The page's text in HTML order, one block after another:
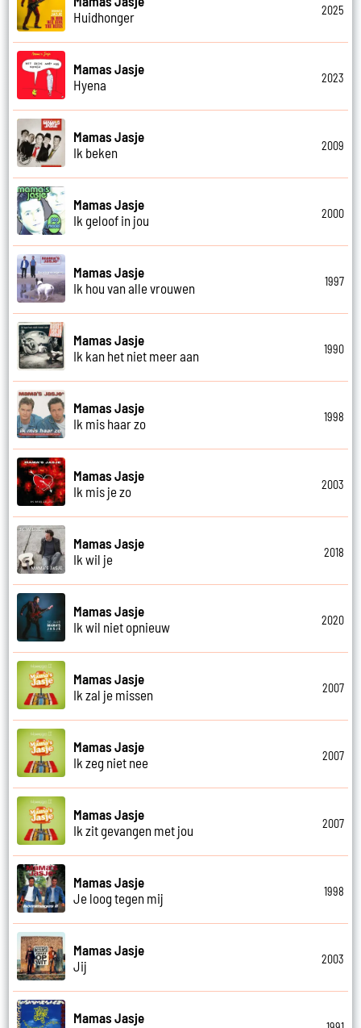
Huidhonger
2025
Mamas Jasje
Hyena
2023
Mamas Jasje
Ik beken
2009
Mamas Jasje
Ik geloof in jou
2000
Mamas Jasje
Ik hou van alle vrouwen
1997
Mamas Jasje
Ik kan het niet meer aan
1990
Mamas Jasje
Ik mis haar zo
1998
Mamas Jasje
Ik mis je zo
2003
Mamas Jasje
Ik wil je
2018
Mamas Jasje
Ik wil niet opnieuw
2020
Mamas Jasje
Ik zal je missen
2007
Mamas Jasje
Ik zeg niet nee
2007
Mamas Jasje
Ik zit gevangen met jou
2007
Mamas Jasje
Je loog tegen mij
1998
Mamas Jasje
Jij
2003
Mamas Jasje